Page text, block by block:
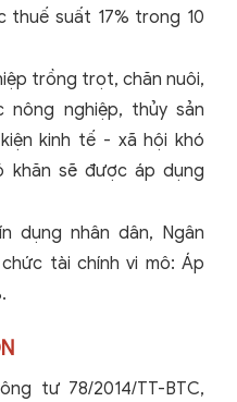
thuế suất 17% trong 10
trồng trọt, chăn nuôi,
nông nghiệp, thủy sản
kinh tế - xã hội khó
khăn sẽ được áp dụng
dụng nhân dân, Ngân
tài chính vi mô: Áp
tư 78/2014/TT-BTC,